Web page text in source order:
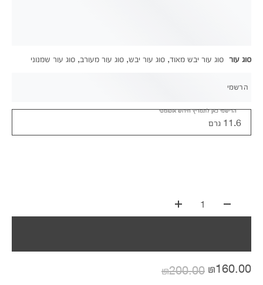
סוג עור סוג עור יבש מאוד, סוג עור יבש, סוג עור מעורב, סוג עור שמנוני
11.6 גרם
הרשמי
הרישמי כאן לתמריץ חידוש אוטומטי
1
₪200.00 ₪160.00